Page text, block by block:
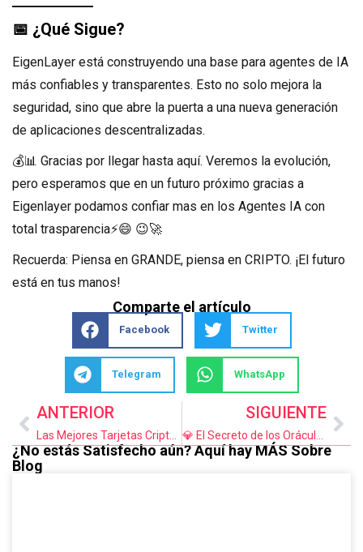
📅 ¿Qué Sigue?
EigenLayer está construyendo una base para agentes de IA
más confiables y transparentes. Esto no solo mejora la
seguridad, sino que abre la puerta a una nueva generación
de aplicaciones descentralizadas.
💰📊 Gracias por llegar hasta aquí. Veremos la evolución,
pero esperamos que en un futuro próximo gracias a
Eigenlayer podamos confiar mas en los Agentes IA con
total trasparencia⚡😄 😉🚀
Recuerda: Piensa en GRANDE, piensa en CRIPTO. ¡El futuro
está en tus manos!
Comparte el artículo
Facebook Twitter
Telegram WhatsApp
ANTERIOR SIGUIENTE
¿No estás Satisfecho aún? Aquí hay MÁS Sobre
Blog